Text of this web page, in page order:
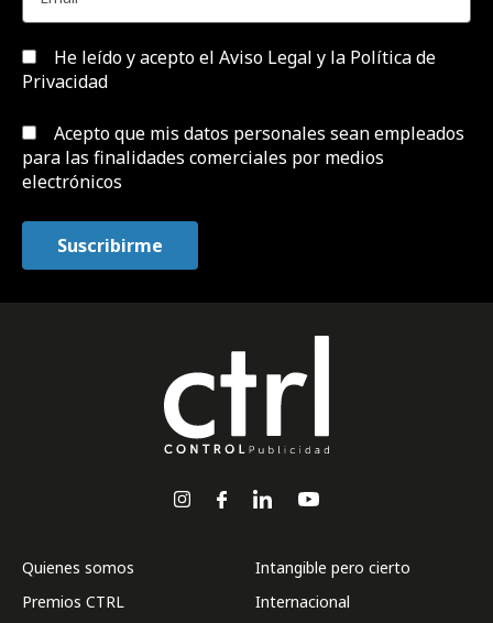
He leído y acepto el Aviso Legal y la Política de
Privacidad
Acepto que mis datos personales sean empleados
para las finalidades comerciales por medios
electrónicos
Quienes somos
Premios CTRL
Intangible pero cierto
Internacional